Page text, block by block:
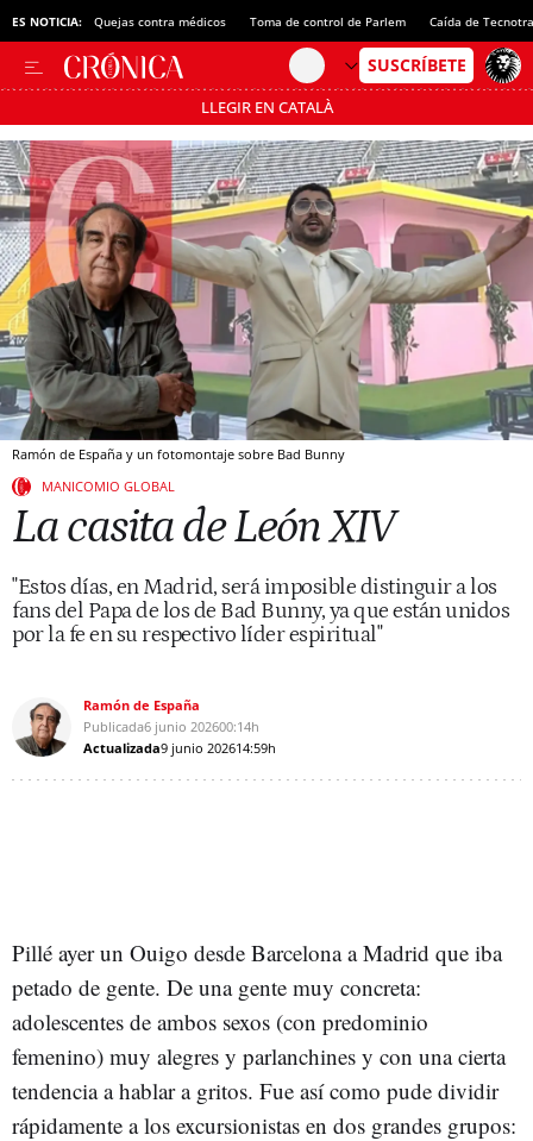
ES NOTICIA: Quejas contra médicos Toma de control de Parlem Caída de
LLEGIR EN CATALÀ
Pásate al MODO AHORRO
Ramón de España y un fotomontaje sobre Bad Bunny
MANICOMIO GLOBAL
La casita de León XIV
"Estos días, en Madrid, será imposible distinguir a los
fans del Papa de los de Bad Bunny, ya que están unidos
por la fe en su respectivo líder espiritual"
Ramón de España
Publicada6 junio 202600:14h
Actualizada9 junio 202614:59h
Pillé ayer un Ouigo desde Barcelona a Madrid que iba
petado de gente. De una gente muy concreta:
adolescentes de ambos sexos (con predominio
femenino) muy alegres y parlanchines y con una cierta
tendencia a hablar a gritos. Fue así como pude dividir
rápidamente a los excursionistas en dos grandes grupos: